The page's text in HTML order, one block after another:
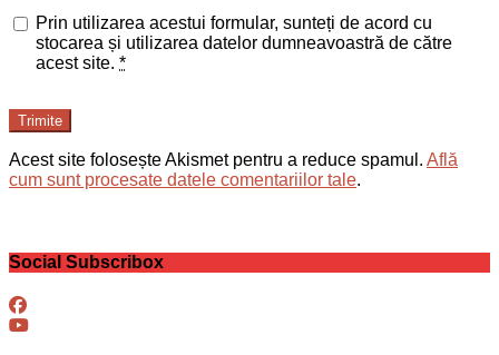
Prin utilizarea acestui formular, sunteți de acord cu
stocarea și utilizarea datelor dumneavoastră de către
acest site. *
Trimite
Acest site folosește Akismet pentru a reduce spamul. Află
cum sunt procesate datele comentariilor tale.
Social Subscribox